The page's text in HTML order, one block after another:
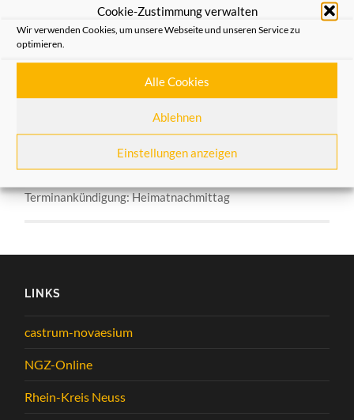
Cookie-Zustimmung verwalten
Wir verwenden Cookies, um unsere Webseite und unseren Service zu
optimieren.
Alle Cookies
Ablehnen
Einstellungen anzeigen
und schöner Abend.
Tagesfahrt der Heimatfreunde zum internationalen
Hansetag nach Kampen/NL am 17.06.2017
Terminankündigung: Heimatnachmittag
LINKS
castrum-novaesium
NGZ-Online
Rhein-Kreis Neuss